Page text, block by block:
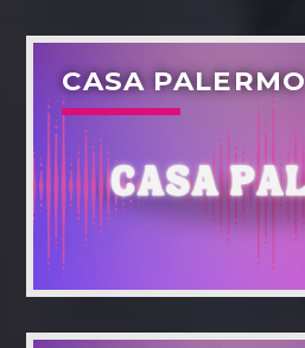
CASA PALERMO